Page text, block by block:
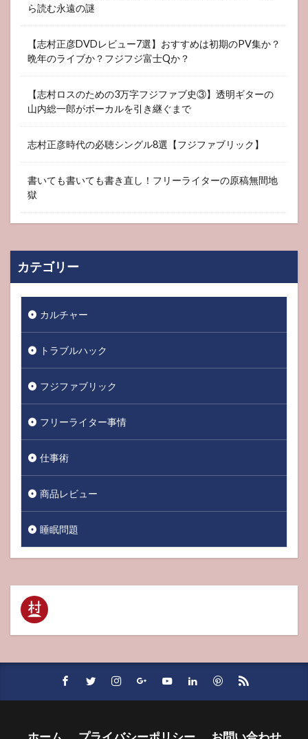
ら読む永遠の謎
【志村正彦DVDレビュー7選】おすすめは初期のPV集か？
晩年のライブか？フジフジ富士Qか？
【志村ロスのための3万字フジファブ史③】透明ギターの
山内総一郎がボーカルを引き継ぐまで
志村正彦時代の必聴シングル8選【フジファブリック】
書いても書いても書き直し！フリーライターの原稿無間地
獄
カテゴリー
カルチャー
トラブルハック
フジファブリック
フリーライター事情
仕事術
商品レビュー
睡眠問題